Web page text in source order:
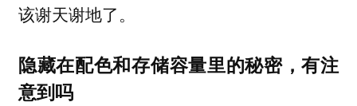
该谢天谢地了。
隐藏在配色和存储容量里的秘密，有注
意到吗